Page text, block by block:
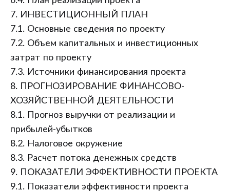
7. ИНВЕСТИЦИОННЫЙ ПЛАН
7.1. Основные сведения по проекту
7.2. Объем капитальных и инвестиционных
затрат по проекту
7.3. Источники финансирования проекта
8. ПРОГНОЗИРОВАНИЕ ФИНАНСОВО-
ХОЗЯЙСТВЕННОЙ ДЕЯТЕЛЬНОСТИ
8.1. Прогноз выручки от реализации и
прибылей-убытков
8.2. Налоговое окружение
8.3. Расчет потока денежных средств
9. ПОКАЗАТЕЛИ ЭФФЕКТИВНОСТИ ПРОЕКТА
9.1. Показатели эффективности проекта